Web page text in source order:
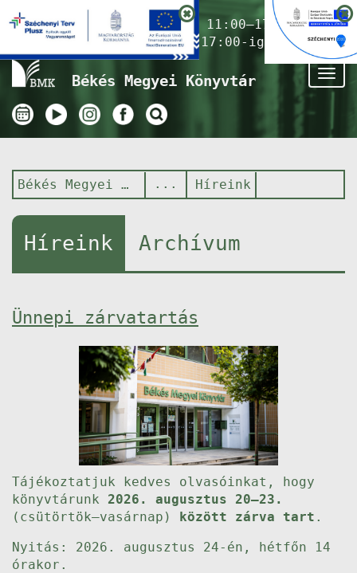
Nyitvatartás ma:11:00–17:00
(Gyermekkönyvtár 17:00-ig)
Békés Megyei Könyvtár
Békés Megyei Könyvtár Híreink
Híreink Archívum
Ünnepi zárvatartás
Tájékoztatjuk kedves olvasóinkat, hogy
könyvtárunk 2026. augusztus 20–23.
(csütörtök–vasárnap) között zárva tart .
Nyitás: 2026. augusztus 24-én, hétfőn 14
órakor.